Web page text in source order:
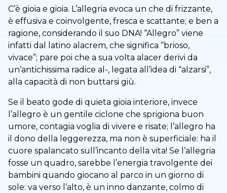
C’è gioia e gioia. L’allegria evoca un che di frizzante,
è effusiva e coinvolgente, fresca e scattante; e ben a
ragione, considerando il suo DNA! “Allegro” viene
infatti dal latino alacrem, che significa “brioso,
vivace”; pare poi che a sua volta alacer derivi da
un’antichissima radice al-, legata all’idea di “alzarsi”,
alla capacità di non buttarsi giù.
Se il beato gode di quieta gioia interiore, invece
l’allegro è un gentile ciclone che sprigiona buon
umore, contagia voglia di vivere e risate; l’allegro ha
il dono della leggerezza, ma non è superficiale: ha il
cuore spalancato sull’incanto della vita! Se l’allegria
fosse un quadro, sarebbe l’energia travolgente dei
bambini quando giocano al parco in un giorno di
sole: va verso l’alto, è un inno danzante, colmo di